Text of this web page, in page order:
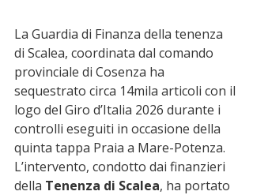
La Guardia di Finanza della tenenza
di Scalea, coordinata dal comando
provinciale di Cosenza ha
sequestrato circa 14mila articoli con il
logo del Giro d’Italia 2026 durante i
controlli eseguiti in occasione della
quinta tappa Praia a Mare-Potenza.
L’intervento, condotto dai finanzieri
della Tenenza di Scalea, ha portato